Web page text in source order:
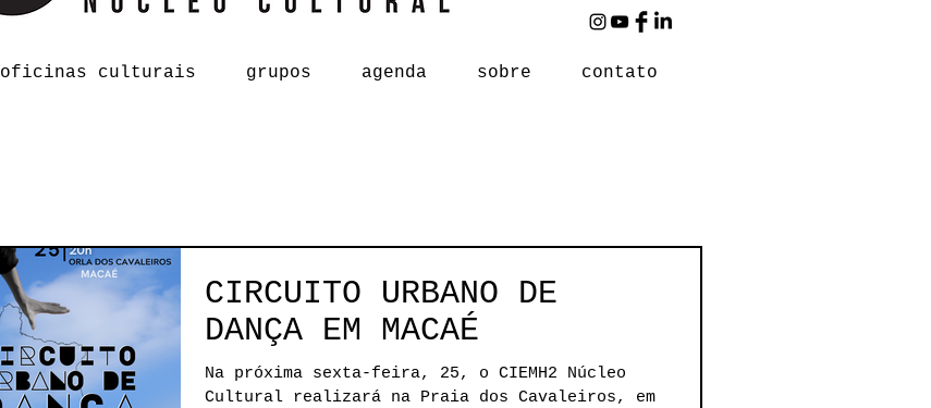
oficinas culturais grupos agenda sobre contato
CIRCUITO URBANO DE
DANÇA EM MACAÉ
Na próxima sexta-feira, 25, o CIEMH2 Núcleo
Cultural realizará na Praia dos Cavaleiros, em